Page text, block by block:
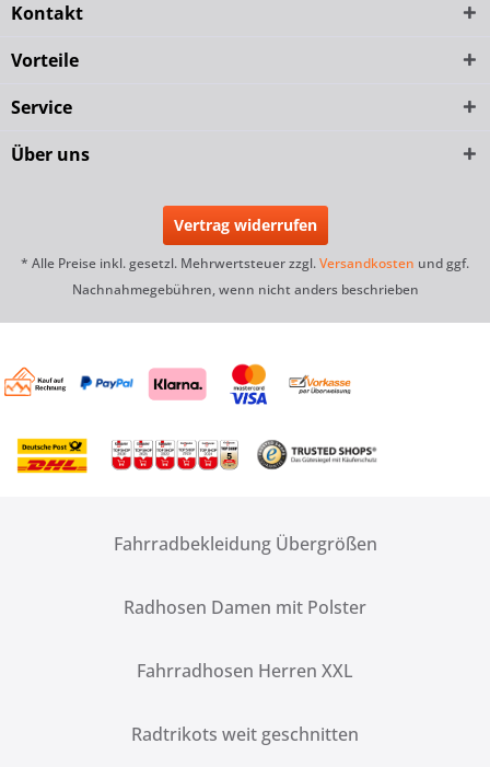
Kontakt
Vorteile
Service
Über uns
Vertrag widerrufen
* Alle Preise inkl. gesetzl. Mehrwertsteuer zzgl.Versandkosten und ggf.
Nachnahmegebühren, wenn nicht anders beschrieben
Fahrradbekleidung Übergrößen
Radhosen Damen mit Polster
Fahrradhosen Herren XXL
Radtrikots weit geschnitten